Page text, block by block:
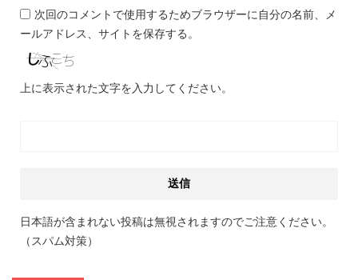
次回のコメントで使用するためブラウザーに自分の名前、メ
ールアドレス、サイトを保存する。
上に表示された文字を入力してください。
日本語が含まれない投稿は無視されますのでご注意ください。
（スパム対策）